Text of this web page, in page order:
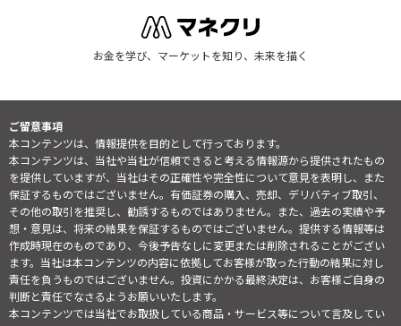
お金を学び、マーケットを知り、未来を描く
ご留意事項
本コンテンツは、情報提供を目的として行っております。
本コンテンツは、当社や当社が信頼できると考える情報源から提供されたもの
を提供していますが、当社はその正確性や完全性について意見を表明し、また
保証するものではございません。有価証券の購入、売却、デリバティブ取引、
その他の取引を推奨し、勧誘するものではありません。また、過去の実績や予
想・意見は、将来の結果を保証するものではございません。提供する情報等は
作成時現在のものであり、今後予告なしに変更または削除されることがござい
ます。当社は本コンテンツの内容に依拠してお客様が取った行動の結果に対し
責任を負うものではございません。投資にかかる最終決定は、お客様ご自身の
判断と責任でなさるようお願いいたします。
本コンテンツでは当社でお取扱している商品・サービス等について言及してい